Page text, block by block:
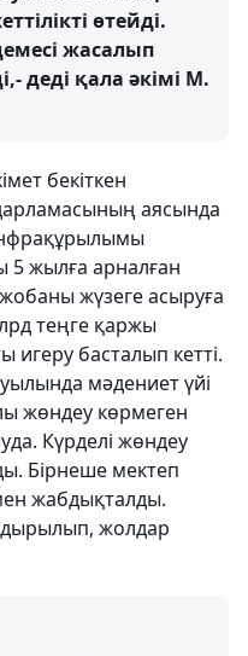
өтейді.
жасалып
деді қала әкімі М.
бекіткен
аясында
5 жылға арналған
жобаны жүзеге асыруға
теңге қаржы
игеру басталып кетті.
мәдениет үйі
жөндеу көрмеген
Күрделі жөндеу
Бірнеше мектеп
жабдықталды.
жолдар